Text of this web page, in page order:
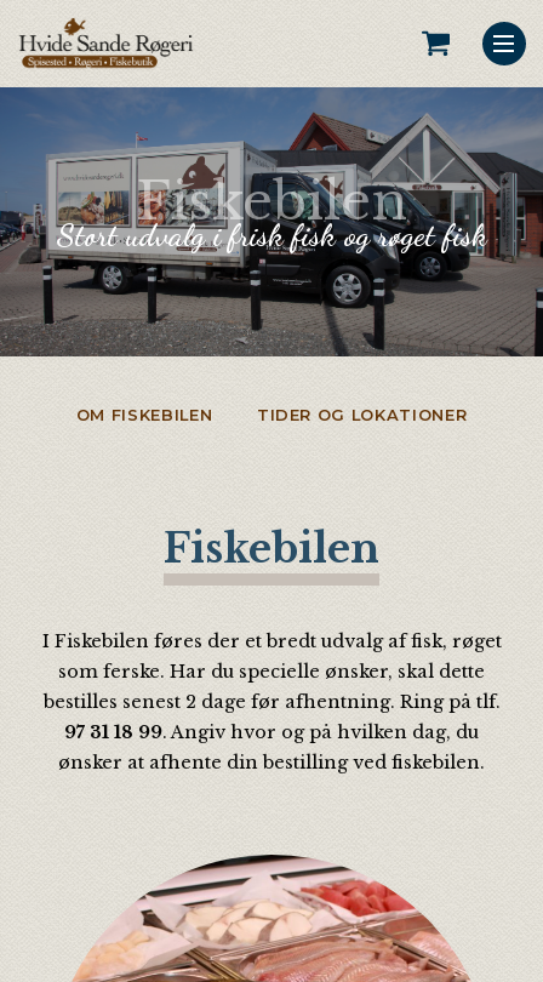
Fiskebilen
Stort udvalg i frisk fisk og røget fisk
OM FISKEBILEN TIDER OG LOKATIONER
Fiskebilen
I Fiskebilen føres der et bredt udvalg af fisk, røget
som ferske. Har du specielle ønsker, skal dette
bestilles senest 2 dage før afhentning. Ring på tlf.
97 31 18 99. Angiv hvor og på hvilken dag, du
ønsker at afhente din bestilling ved fiskebilen.